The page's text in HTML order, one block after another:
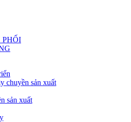
PHỐI
chuyền sản xuất
sản xuất